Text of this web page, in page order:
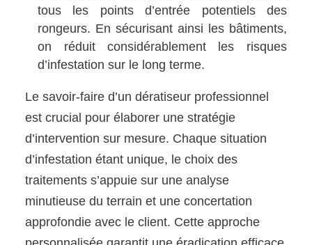
tous les points d’entrée potentiels des
rongeurs. En sécurisant ainsi les bâtiments,
on réduit considérablement les risques
d’infestation sur le long terme.
Le savoir-faire d’un dératiseur professionnel
est crucial pour élaborer une stratégie
d’intervention sur mesure. Chaque situation
d’infestation étant unique, le choix des
traitements s’appuie sur une analyse
minutieuse du terrain et une concertation
approfondie avec le client. Cette approche